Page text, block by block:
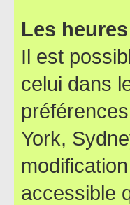
Les
Il est
celui dans
York,
accessible